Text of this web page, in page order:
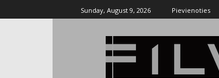
Sunday, August 9, 2026 Pievienoties